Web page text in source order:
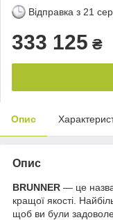
Відправка з 21
333 125 ₴
Опис
Опис
BRUNNER — це назва
кращої якості.
щоб ви були